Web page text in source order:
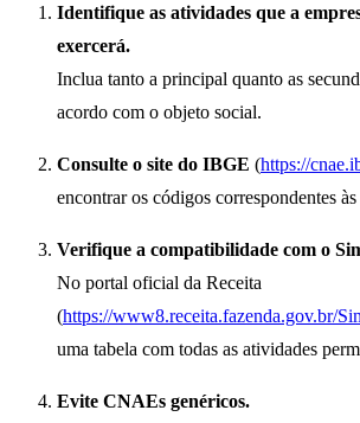
Identifique as atividades que a
exercerá.
Inclua tanto a principal quanto as
acordo com o objeto social.
Consulte o site do IBGE (https://
encontrar os códigos correspondentes
Verifique a compatibilidade com o
No portal oficial da Receita
(https://www8.receita.fazenda.gov.br/
uma tabela com todas as atividades
Evite CNAEs genéricos.